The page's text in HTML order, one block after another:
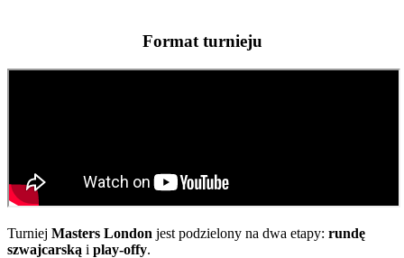
Format turnieju
Turniej Masters London jest podzielony na dwa etapy: rundę
szwajcarską i play-offy.